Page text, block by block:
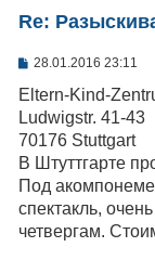
Re:
С
о
щ
е
н
и
е
28.01.2016 23:11
Eltern-Kind-
Ludwigstr. 41-43
70176 Stuttgart
В Штуттгарте
Под
спектакль,
четвергам.